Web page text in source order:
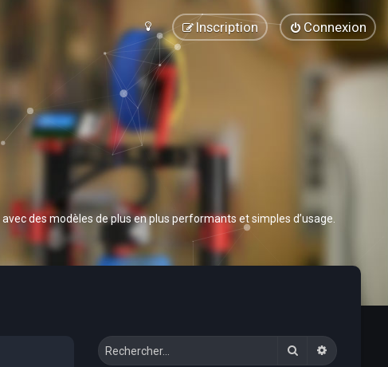
Connexion
Inscription
des modèles de plus en plus performants et simples d’usage.
Rechercher